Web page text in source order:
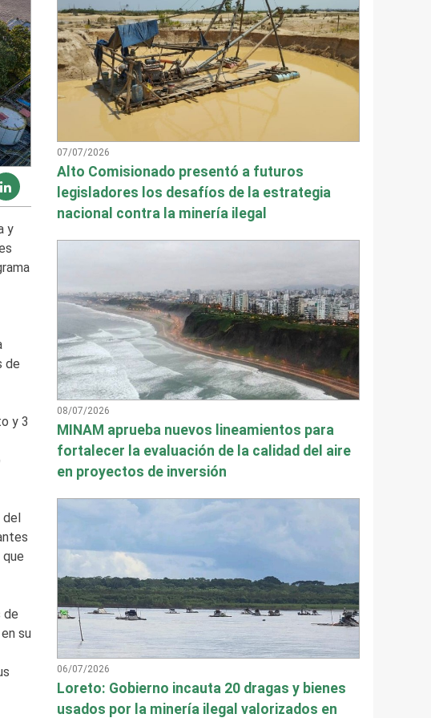
y
de
y 3
de
su
07/07/2026
Alto Comisionado presentó a futuros
legisladores los desafíos de la estrategia
nacional contra la minería ilegal
08/07/2026
MINAM aprueba nuevos lineamientos para
fortalecer la evaluación de la calidad del aire
en proyectos de inversión
06/07/2026
Loreto: Gobierno incauta 20 dragas y bienes
usados por la minería ilegal valorizados en